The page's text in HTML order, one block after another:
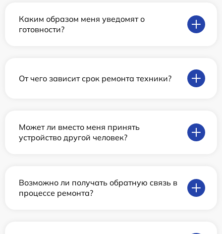
Каким образом меня уведомят о
готовности?
От чего зависит срок ремонта техники?
Может ли вместо меня принять
устройство другой человек?
Возможно ли получать обратную связь в
процессе ремонта?